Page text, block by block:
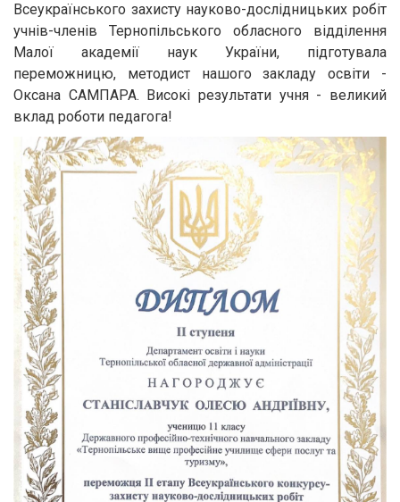
Всеукраїнського захисту науково-дослідницьких робіт
учнів-членів Тернопільського обласного відділення
Малої академії наук України, підготувала
переможницю, методист нашого закладу освіти -
Оксана САМПАРА. Високі результати учня - великий
вклад роботи педагога!